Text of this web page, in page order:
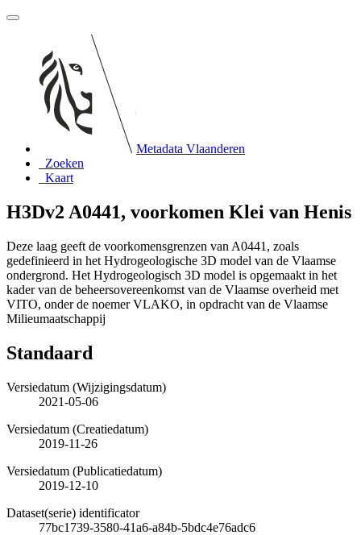
Metadata Vlaanderen
Zoeken
Kaart
H3Dv2 A0441, voorkomen Klei van Henis
Deze laag geeft de voorkomensgrenzen van A0441, zoals
gedefinieerd in het Hydrogeologische 3D model van de Vlaamse
ondergrond. Het Hydrogeologisch 3D model is opgemaakt in het
kader van de beheersovereenkomst van de Vlaamse overheid met
VITO, onder de noemer VLAKO, in opdracht van de Vlaamse
Milieumaatschappij
Standaard
Versiedatum (Wijzigingsdatum)
2021-05-06
Versiedatum (Creatiedatum)
2019-11-26
Versiedatum (Publicatiedatum)
2019-12-10
Dataset(serie) identificator
77bc1739-3580-41a6-a84b-5bdc4e76adc6